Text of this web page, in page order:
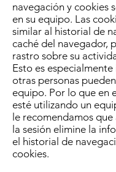
navegación y cookies
en su equipo. Las
similar al historial de
caché del navegador,
rastro sobre su
Esto es
otras personas
equipo. Por lo que en
esté utilizando un
le recomendamos
la sesión elimine la
el historial de
cookies.